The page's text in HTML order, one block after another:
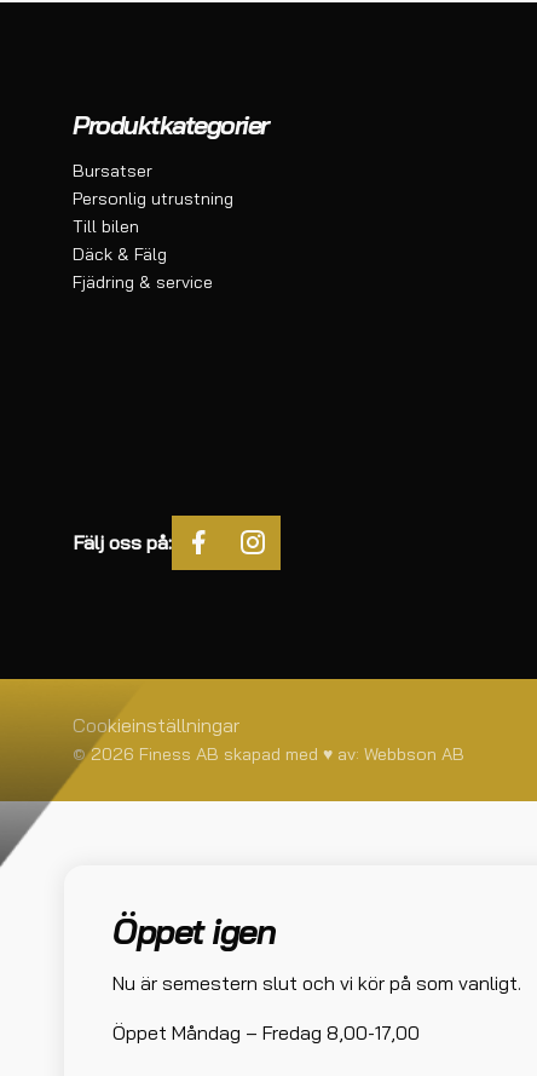
Produktkategorier
Bursatser
Personlig utrustning
Till bilen
Däck & Fälg
Fjädring & service
Fälj oss på:
Cookieinställningar
© 2026 Finess AB skapad med ♥ av: Webbson AB
Öppet igen
Nu är semestern slut och vi kör på som vanligt.
Öppet Måndag – Fredag 8,00-17,00